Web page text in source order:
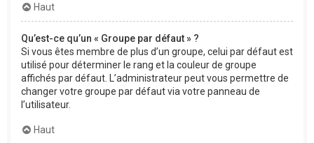
Haut
Qu’est-ce qu’un « Groupe par défaut » ?
Si vous êtes membre de plus d’un groupe, celui par défaut est
utilisé pour déterminer le rang et la couleur de groupe
affichés par défaut. L’administrateur peut vous permettre de
changer votre groupe par défaut via votre panneau de
l’utilisateur.
Haut